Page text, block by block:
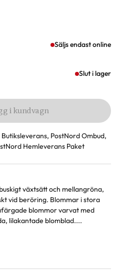
Säljs endast online
Slut i lager
i kundvagn
Butiksleverans, PostNord Ombud,
Hemleverans Paket
växtsätt och mellangröna,
vid beröring. Blommar i stora
blommor varvat med
lilakantade blomblad....